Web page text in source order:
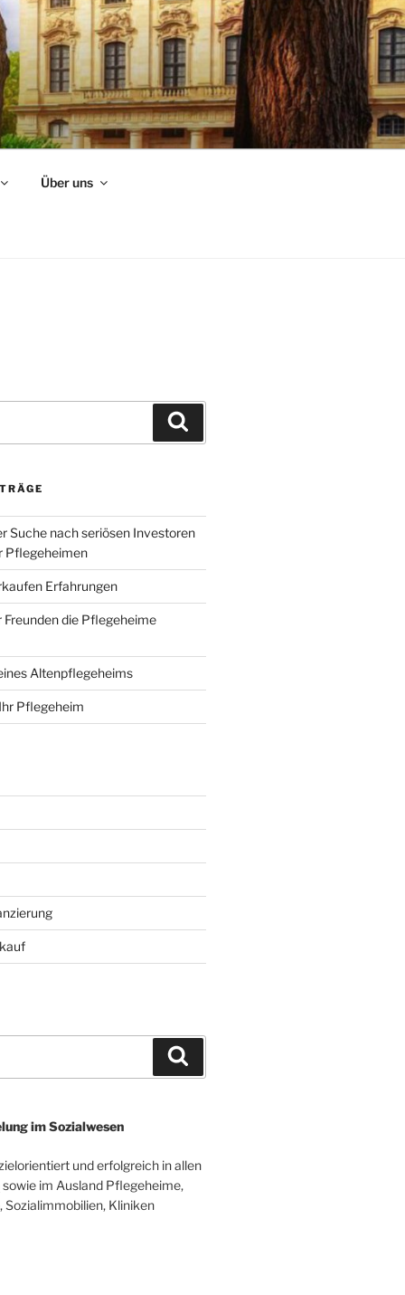
Über uns
Suche nach seriösen Investoren
Pflegeheimen
Erfahrungen
Freunden die Pflegeheime
Altenpflegeheims
Pflegeheim
im Sozialwesen
und erfolgreich in allen
sowie im Ausland Pflegeheime,
Sozialimmobilien, Kliniken